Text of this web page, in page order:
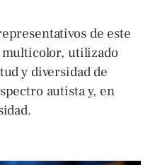
de este
utilizado
y diversidad de
autista y, en